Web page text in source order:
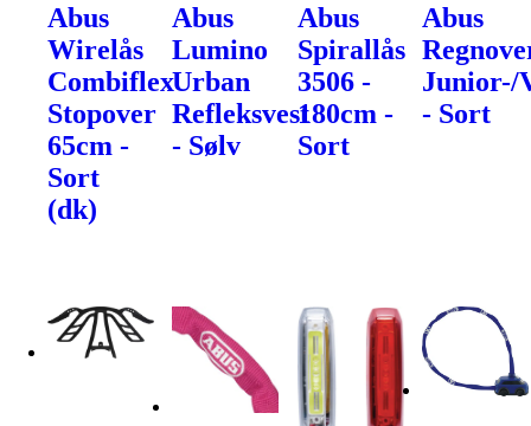
Abus
Wirelås
Combiflex
Stopover
65cm -
Sort
(dk)
Abus
Lumino
Urban
Refleksvest
- Sølv
Abus
Spirallås
3506 -
180cm -
Sort
Abus
Junior-/
- Sort